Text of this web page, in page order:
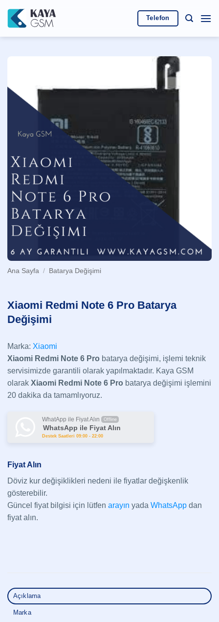
atla
Telefon
Ana Sayfa / Batarya Değişimi
Xiaomi Redmi Note 6 Pro Batarya
Değişimi
Marka: Xiaomi
Xiaomi Redmi Note 6 Pro batarya değişimi, işlemi teknik
servisimizde garantili olarak yapılmaktadır. Kaya GSM
olarak Xiaomi Redmi Note 6 Pro batarya değişimi işlemini
20 dakika da tamamlıyoruz.
WhatApp ile Fiyat Alın Offline
WhatsApp ile Fiyat Alın
Destek Saatleri 09:00 - 22:00
Fiyat Alın
Döviz kur değişiklikleri nedeni ile fiyatlar değişkenlik
gösterebilir.
Güncel fiyat bilgisi için lütfen arayın yada WhatsApp dan
fiyat alın.
Açıklama
Marka